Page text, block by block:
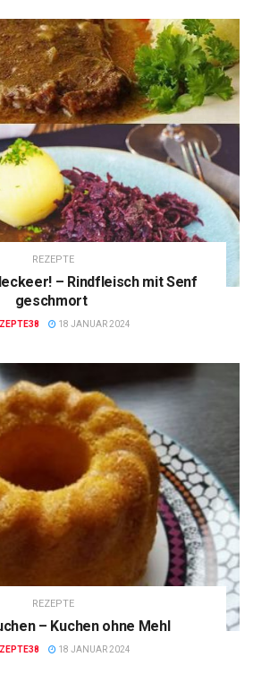
REZEPTE
– Rindfleisch mit Senf
geschmort
18 JANUAR 2024
REZEPTE
– Kuchen ohne Mehl
18 JANUAR 2024